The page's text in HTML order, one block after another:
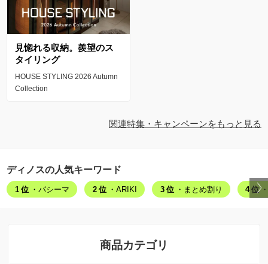
見惚れる収納。羨望のス
タイリング
HOUSE STYLING 2026 Autumn
Collection
関連特集・キャンペーンをもっと見る
ディノスの人気キーワード
1位 ・パシーマ 2位 ・ARIKI 3位 ・まとめ割り 4位
商品カテゴリ